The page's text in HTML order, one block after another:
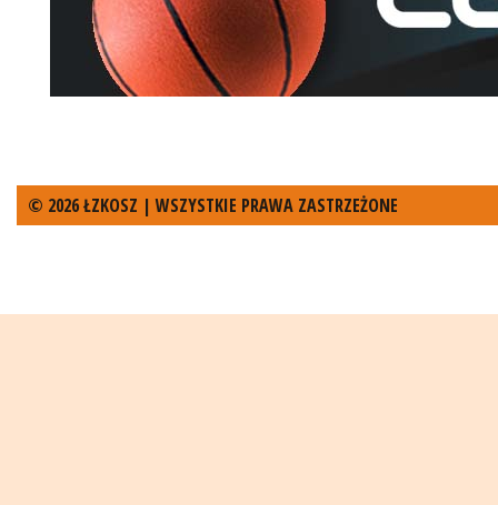
© 2026 ŁZKOSZ | WSZYSTKIE PRAWA ZASTRZEŻONE